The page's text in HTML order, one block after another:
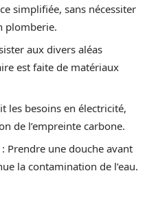
simplifiée, sans nécessiter
plomberie.
aux divers aléas
est faite de matériaux
les besoins en électricité,
de l’empreinte carbone.
: Prendre une douche avant
la contamination de l’eau.